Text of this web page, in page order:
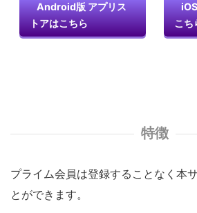
Android版 アプリス
トアはこちら
こち
特徴
プライム会員は登録することなく本
とができます。